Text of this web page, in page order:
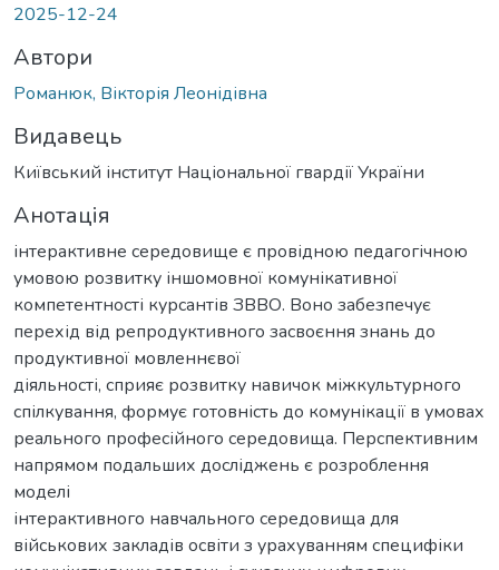
2025-12-24
Автори
Романюк, Вікторія Леонідівна
Видавець
Київський інститут Національної гвардії України
Анотація
інтерактивне середовище є провідною педагогічною
умовою розвитку іншомовної комунікативної
компетентності курсантів ЗВВО. Воно забезпечує
перехід від репродуктивного засвоєння знань до
продуктивної мовленнєвої
діяльності, сприяє розвитку навичок міжкультурного
спілкування, формує готовність до комунікації в умовах
реального професійного середовища. Перспективним
напрямом подальших досліджень є розроблення
моделі
інтерактивного навчального середовища для
військових закладів освіти з урахуванням специфіки